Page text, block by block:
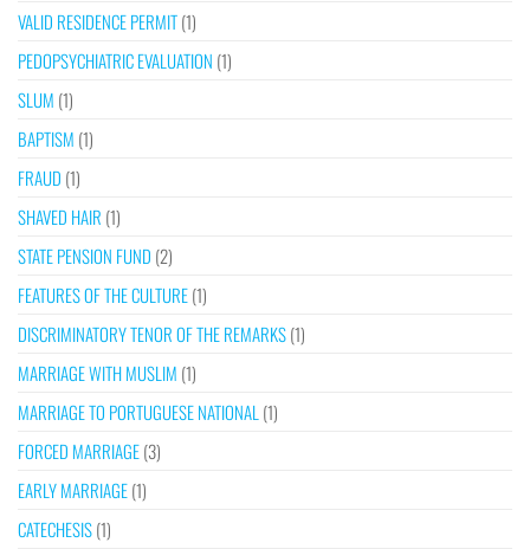
VALID RESIDENCE PERMIT(1)
PEDOPSYCHIATRIC EVALUATION (1)
SLUM (1)
BAPTISM (1)
FRAUD (1)
SHAVED HAIR (1)
STATE PENSION FUND (2)
FEATURES OF THE CULTURE(1)
DISCRIMINATORY TENOR OF THE REMARKS(1)
MARRIAGE WITH MUSLIM (1)
MARRIAGE TO PORTUGUESE NATIONAL (1)
FORCED MARRIAGE(3)
EARLY MARRIAGE(1)
CATECHESIS(1)